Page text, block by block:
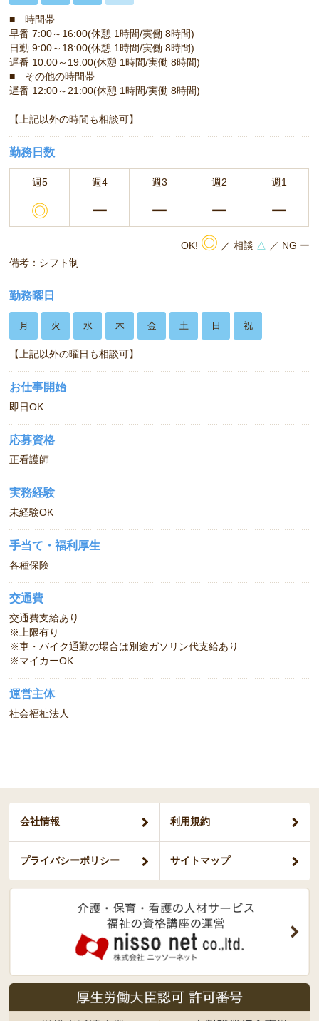
■ 時間帯
早番 7:00～16:00(休憩 1時間/実働 8時間)
日勤 9:00～18:00(休憩 1時間/実働 8時間)
遅番 10:00～19:00(休憩 1時間/実働 8時間)
■ その他の時間帯
遅番 12:00～21:00(休憩 1時間/実働 8時間)
【上記以外の時間も相談可】
勤務日数
週5 週4 週3 週2 週1
◎ ー ー ー ー
OK! ◎ ／ 相談 △ ／ NG ー
備考：シフト制
勤務曜日
月 火 水 木 金 土 日 祝
【上記以外の曜日も相談可】
お仕事開始
即日OK
応募資格
正看護師
実務経験
未経験OK
手当て・福利厚生
各種保険
交通費
交通費支給あり
※上限有り
※車・バイク通勤の場合は別途ガソリン代支給あり
※マイカーOK
運営主体
社会福祉法人
会社情報 利用規約
プライバシーポリシー サイトマップ